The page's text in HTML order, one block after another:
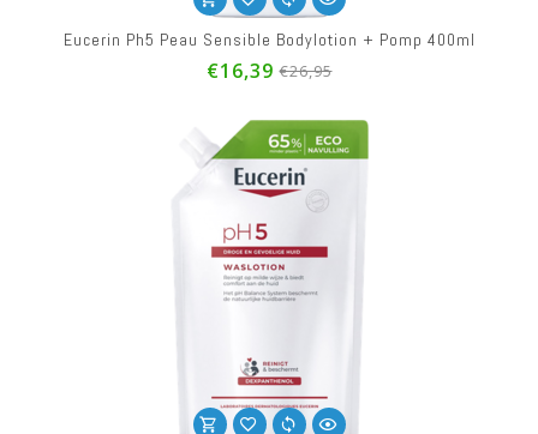
Eucerin Ph5 Peau Sensible Bodylotion + Pomp 400ml
€16,39 €26,95